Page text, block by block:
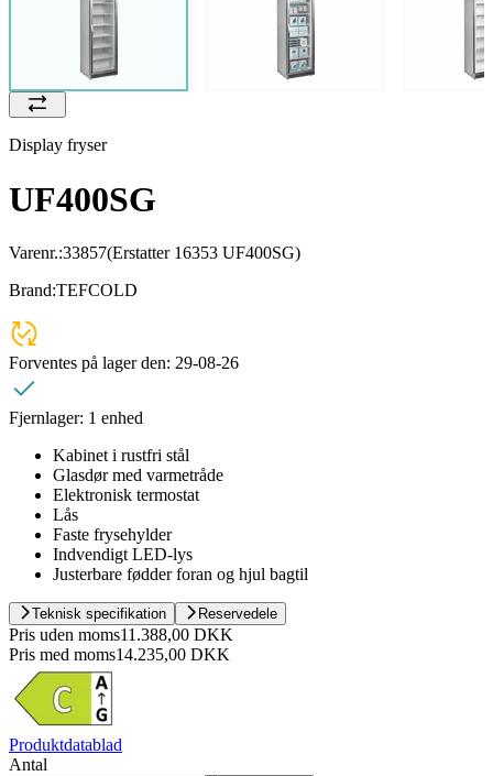
Display fryser
UF400SG
Varenr.:33857(Erstatter 16353 UF400SG)
Brand:TEFCOLD
Forventes på lager den: 29-08-26
Fjernlager: 1 enhed
Kabinet i rustfri stål
Glasdør med varmetråde
Elektronisk termostat
Lås
Faste frysehylder
Indvendigt LED-lys
Justerbare fødder foran og hjul bagtil
Teknisk specifikation Reservedele
Pris uden moms11.388,00 DKK
Pris med moms14.235,00 DKK
Produktdatablad
Antal